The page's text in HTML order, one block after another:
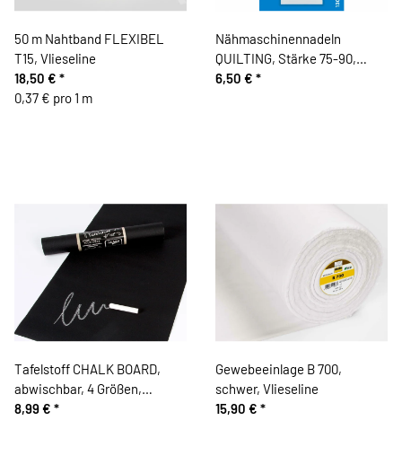
50 m Nahtband FLEXIBEL
T15, Vlieseline
18,50 € *
0,37 € pro 1 m
Nähmaschinennadeln
QUILTING, Stärke 75-90,
Prym
6,50 € *
Tafelstoff CHALK BOARD,
abwischbar, 4 Größen,
schwarz
8,99 € *
Gewebeeinlage B 700,
schwer, Vlieseline
15,90 € *